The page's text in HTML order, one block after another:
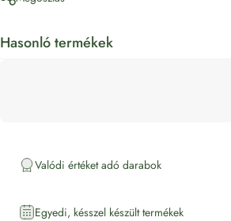
Hasonló termékek
Valódi értéket adó darabok
Egyedi, késszel készült termékek